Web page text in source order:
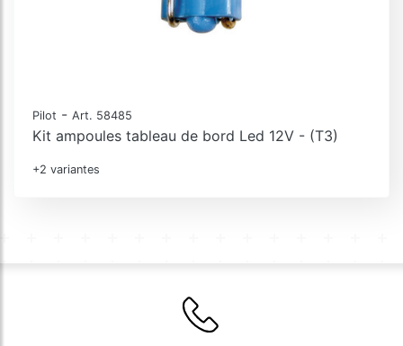
Pilot - Art. 58485
Kit ampoules tableau de bord Led 12V - (T3)
+2 variantes